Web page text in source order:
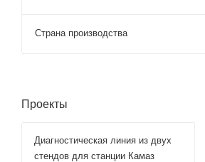
Страна производства
Проекты
Диагностическая линия из двух
стендов для станции Камаз